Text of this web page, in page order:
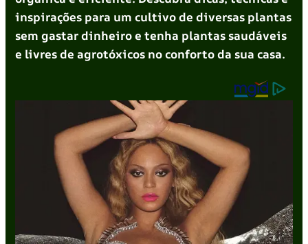
inspirações para um cultivo de diversas plantas
sem gastar dinheiro e tenha plantas saudáveis
e livres de agrotóxicos no conforto da sua casa.